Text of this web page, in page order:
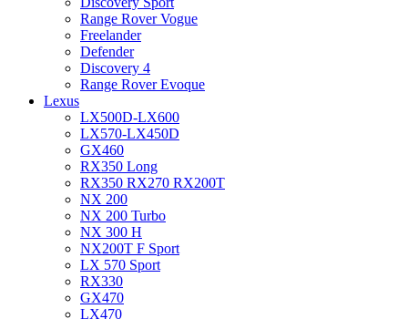
Range Rover Vogue
Freelander
Defender
Discovery 4
Range Rover Evoque
Lexus
LX500D-LX600
LX570-LX450D
GX460
RX350 Long
RX350 RX270 RX200T
NX 200
NX 200 Turbo
NX 300 H
NX200T F Sport
LX 570 Sport
RX330
GX470
LX470